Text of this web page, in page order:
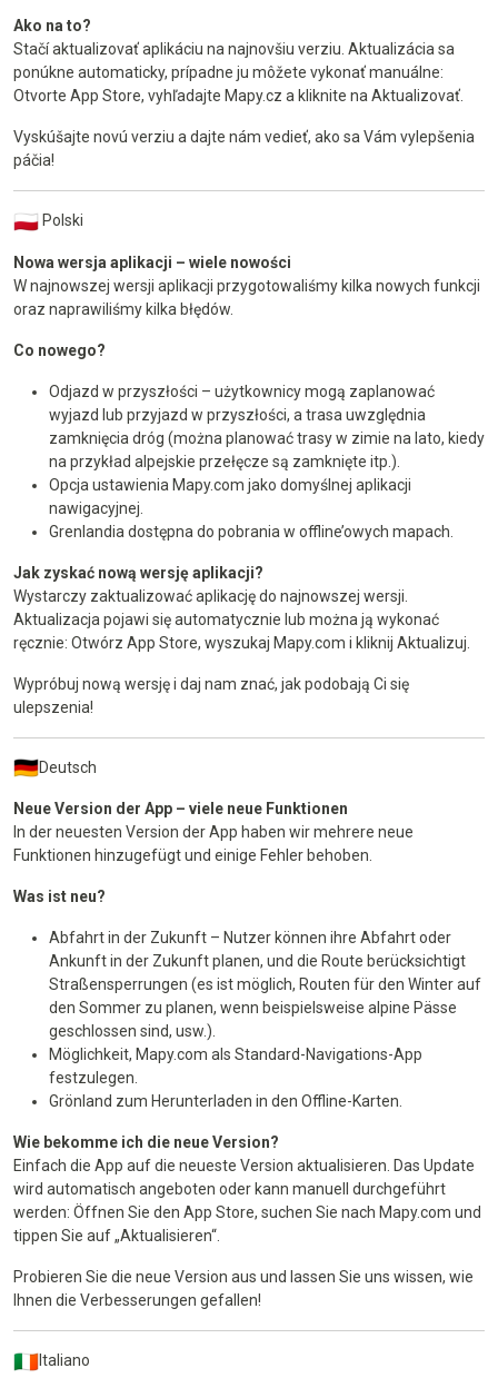
Ako na to?
Stačí aktualizovať aplikáciu na najnovšiu verziu. Aktualizácia sa
ponúkne automaticky, prípadne ju môžete vykonať manuálne:
Otvorte App Store, vyhľadajte Mapy.cz a kliknite na Aktualizovať.
Vyskúšajte novú verziu a dajte nám vedieť, ako sa Vám vylepšenia
páčia!
Polski
Nowa wersja aplikacji – wiele nowości
W najnowszej wersji aplikacji przygotowaliśmy kilka nowych funkcji
oraz naprawiliśmy kilka błędów.
Co nowego?
Odjazd w przyszłości – użytkownicy mogą zaplanować
wyjazd lub przyjazd w przyszłości, a trasa uwzględnia
zamknięcia dróg (można planować trasy w zimie na lato, kiedy
na przykład alpejskie przełęcze są zamknięte itp.).
Opcja ustawienia Mapy.com jako domyślnej aplikacji
nawigacyjnej.
Grenlandia dostępna do pobrania w offline’owych mapach.
Jak zyskać nową wersję aplikacji?
Wystarczy zaktualizować aplikację do najnowszej wersji.
Aktualizacja pojawi się automatycznie lub można ją wykonać
ręcznie: Otwórz App Store, wyszukaj Mapy.com i kliknij Aktualizuj.
Wypróbuj nową wersję i daj nam znać, jak podobają Ci się
ulepszenia!
Deutsch
Neue Version der App – viele neue Funktionen
In der neuesten Version der App haben wir mehrere neue
Funktionen hinzugefügt und einige Fehler behoben.
Was ist neu?
Abfahrt in der Zukunft – Nutzer können ihre Abfahrt oder
Ankunft in der Zukunft planen, und die Route berücksichtigt
Straßensperrungen (es ist möglich, Routen für den Winter auf
den Sommer zu planen, wenn beispielsweise alpine Pässe
geschlossen sind, usw.).
Möglichkeit, Mapy.com als Standard-Navigations-App
festzulegen.
Grönland zum Herunterladen in den Offline-Karten.
Wie bekomme ich die neue Version?
Einfach die App auf die neueste Version aktualisieren. Das Update
wird automatisch angeboten oder kann manuell durchgeführt
werden: Öffnen Sie den App Store, suchen Sie nach Mapy.com und
tippen Sie auf „Aktualisieren“.
Probieren Sie die neue Version aus und lassen Sie uns wissen, wie
Ihnen die Verbesserungen gefallen!
Italiano